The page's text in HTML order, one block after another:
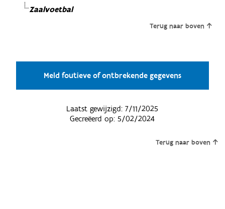
Zaalvoetbal
Terug naar boven
Meld foutieve of ontbrekende gegevens
Laatst gewijzigd:7/11/2025
Gecreëerd op:5/02/2024
Terug naar boven